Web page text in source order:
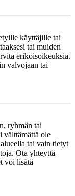
käyttäjille tai
tai muiden
erikoisoikeuksia.
valvojaan tai
ryhmän tai
välttämättä ole
tai vain tietyt
Ota yhteyttä
voi lisätä